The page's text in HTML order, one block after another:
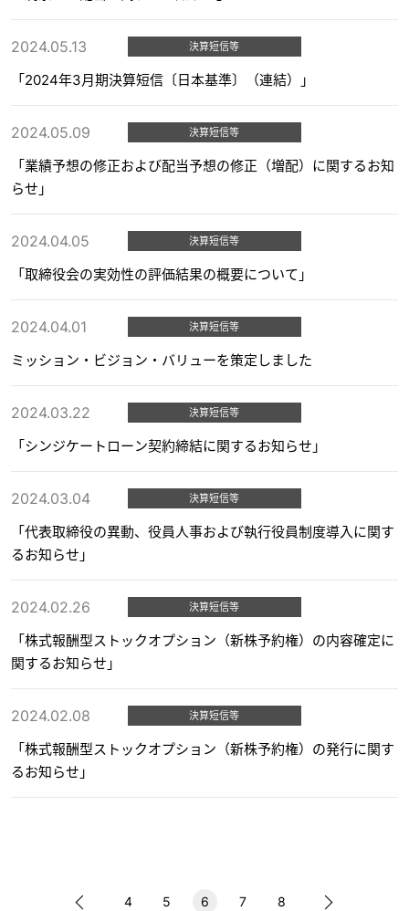
2024.05.13 決算短信等
「2024年3月期決算短信〔日本基準〕（連結）」
2024.05.09 決算短信等
「業績予想の修正および配当予想の修正（増配）に関するお知
らせ」
2024.04.05 決算短信等
「取締役会の実効性の評価結果の概要について」
2024.04.01 決算短信等
ミッション・ビジョン・バリューを策定しました
2024.03.22 決算短信等
「シンジケートローン契約締結に関するお知らせ」
2024.03.04 決算短信等
「代表取締役の異動、役員人事および執行役員制度導入に関す
るお知らせ」
2024.02.26 決算短信等
「株式報酬型ストックオプション（新株予約権）の内容確定に
関するお知らせ」
2024.02.08 決算短信等
「株式報酬型ストックオプション（新株予約権）の発行に関す
るお知らせ」
4 5 6 7 8